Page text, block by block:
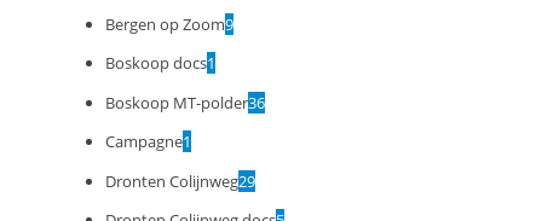
Bergen op Zoom9
Boskoop docs1
Boskoop MT-polder36
Campagne1
Dronten Colijnweg29